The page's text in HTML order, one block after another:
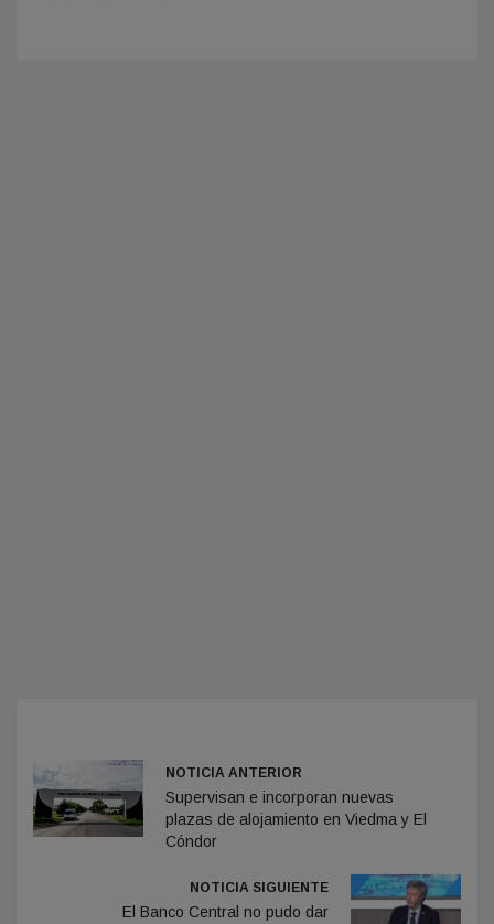
NOTICIA ANTERIOR
Supervisan e incorporan nuevas
plazas de alojamiento en Viedma y El
Cóndor
NOTICIA SIGUIENTE
El Banco Central no pudo dar